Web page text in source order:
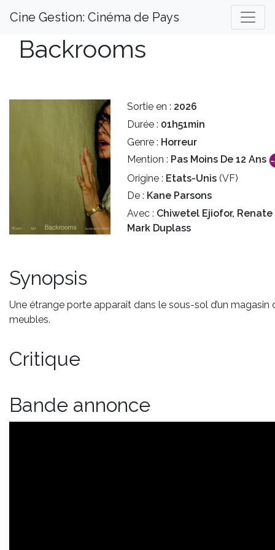
Cine Gestion: Cinéma de Pays
Backrooms
Sortie en : 2026
Durée : 01h51min
Genre : Horreur
Mention : Pas Moins De 12 Ans
Origine : Etats-Unis (VF)
De : Kane Parsons
Avec : Chiwetel Ejiofor, Renate
Mark Duplass
Synopsis
Une étrange porte apparaît dans le sous-sol d’un magasin
meubles.
Critique
Bande annonce